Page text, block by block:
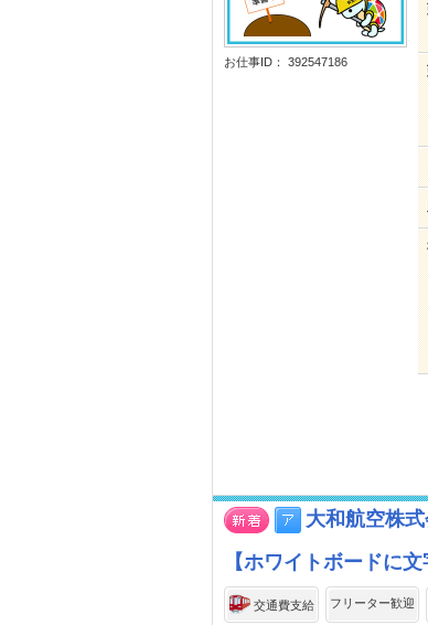
お仕事ID： 392547186
大和航空株
【ホワイトボードに
交通費支給 フリーター歓迎